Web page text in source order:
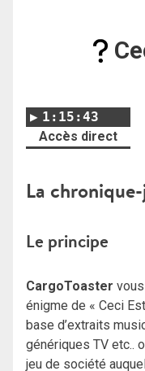
1:15:43
Accès direct
La
Le principe
CargoToaster
énigme de « Ceci
base d’extraits
génériques TV etc..
jeu de société